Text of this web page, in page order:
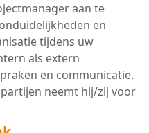
aan te
en
tijdens uw
als extern
en communicatie.
neemt hij/zij voor